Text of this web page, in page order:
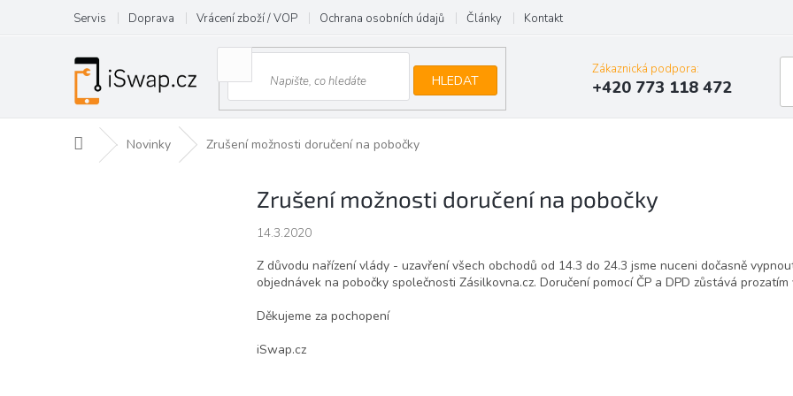
obsah
Servis Doprava Vrácení zboží / VOP Ochrana osobních údajů Články Kontakt
HLEDAT
Zákaznická podpora:
+420 773 118 472
Domů Novinky Zrušení možnosti doručení na pobočky
Zrušení možnosti doručení na pobočky
14.3.2020
Z důvodu nařízení vlády - uzavření všech obchodů od 14.3 do 24.3 jsme nuceni dočasně
objednávek na pobočky společnosti Zásilkovna.cz. Doručení pomocí ČP a DPD zůstává
Děkujeme za pochopení
iSwap.cz